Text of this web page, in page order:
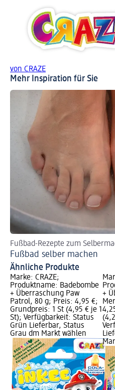
von CRAZE
Mehr Inspiration für Sie
Fußbad-Rezepte zum
Fußbad selber machen
Ähnliche Produkte
Marke: CRAZE;
Produktname: Badebombe
+ Überraschung Paw
Patrol, 80 g; Preis: 4,95 €;
Grundpreis: 1 St (4,95 € je 1
St); Verfügbarkeit: Status
Grün Lieferbar, Status
Grau dm Markt wählen
+